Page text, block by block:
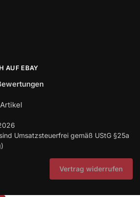
AUF EBAY
Umsatzsteuerfrei gemäß UStG §25a
Vertrag widerrufen